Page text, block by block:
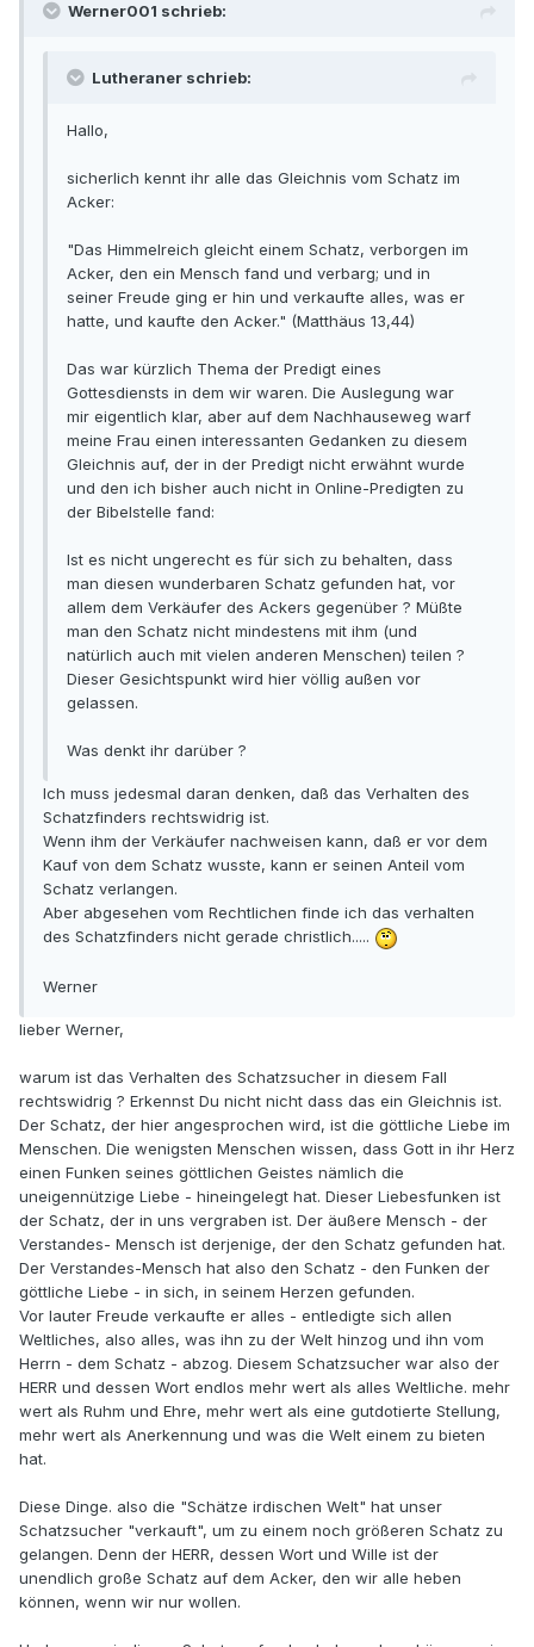
Werner001 schrieb:
Lutheraner schrieb:
Hallo,
sicherlich kennt ihr alle das Gleichnis vom Schatz im
Acker:
"Das Himmelreich gleicht einem Schatz, verborgen im
Acker, den ein Mensch fand und verbarg; und in
seiner Freude ging er hin und verkaufte alles, was er
hatte, und kaufte den Acker." (Matthäus 13,44)
Das war kürzlich Thema der Predigt eines
Gottesdiensts in dem wir waren. Die Auslegung war
mir eigentlich klar, aber auf dem Nachhauseweg warf
meine Frau einen interessanten Gedanken zu diesem
Gleichnis auf, der in der Predigt nicht erwähnt wurde
und den ich bisher auch nicht in Online-Predigten zu
der Bibelstelle fand:
Ist es nicht ungerecht es für sich zu behalten, dass
man diesen wunderbaren Schatz gefunden hat, vor
allem dem Verkäufer des Ackers gegenüber ? Müßte
man den Schatz nicht mindestens mit ihm (und
natürlich auch mit vielen anderen Menschen) teilen ?
Dieser Gesichtspunkt wird hier völlig außen vor
gelassen.
Was denkt ihr darüber ?
Ich muss jedesmal daran denken, daß das Verhalten des
Schatzfinders rechtswidrig ist.
Wenn ihm der Verkäufer nachweisen kann, daß er vor dem
Kauf von dem Schatz wusste, kann er seinen Anteil vom
Schatz verlangen.
Aber abgesehen vom Rechtlichen finde ich das verhalten
des Schatzfinders nicht gerade christlich.....
Werner
lieber Werner,
warum ist das Verhalten des Schatzsucher in diesem Fall
rechtswidrig ? Erkennst Du nicht nicht dass das ein Gleichnis ist.
Der Schatz, der hier angesprochen wird, ist die göttliche Liebe im
Menschen. Die wenigsten Menschen wissen, dass Gott in ihr Herz
einen Funken seines göttlichen Geistes nämlich die
uneigennützige Liebe - hineingelegt hat. Dieser Liebesfunken ist
der Schatz, der in uns vergraben ist. Der äußere Mensch - der
Verstandes- Mensch ist derjenige, der den Schatz gefunden hat.
Der Verstandes-Mensch hat also den Schatz - den Funken der
göttliche Liebe - in sich, in seinem Herzen gefunden.
Vor lauter Freude verkaufte er alles - entledigte sich allen
Weltliches, also alles, was ihn zu der Welt hinzog und ihn vom
Herrn - dem Schatz - abzog. Diesem Schatzsucher war also der
HERR und dessen Wort endlos mehr wert als alles Weltliche. mehr
wert als Ruhm und Ehre, mehr wert als eine gutdotierte Stellung,
mehr wert als Anerkennung und was die Welt einem zu bieten
hat.
Diese Dinge. also die "Schätze irdischen Welt" hat unser
Schatzsucher "verkauft", um zu einem noch größeren Schatz zu
gelangen. Denn der HERR, dessen Wort und Wille ist der
unendlich große Schatz auf dem Acker, den wir alle heben
können, wenn wir nur wollen.